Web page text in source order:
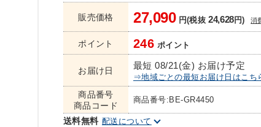
販売価格 27,090円(税抜24,628円) 消
ポイント 246 ポイント
お届け日 最短 08/21(金) お届け予定
⇒地域ごとの最短お届け日はこち
商品番号
商品コード
商品番号:BE-GR4450
送料無料 配送について